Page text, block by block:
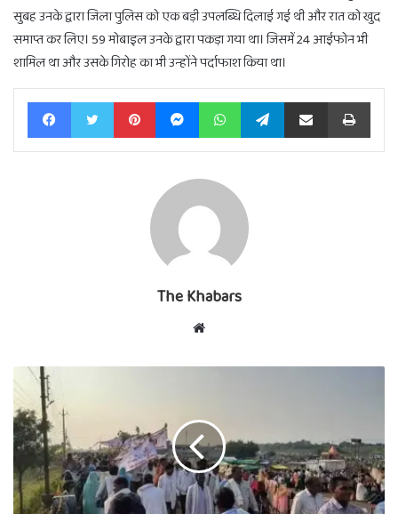
सुबह उनके द्वारा जिला पुलिस को एक बड़ी उपलब्धि दिलाई गई थी और रात को खुद
समाप्त कर लिए। 59 मोबाइल उनके द्वारा पकड़ा गया था। जिसमें 24 आईफोन भी
शामिल था और उसके गिरोह का भी उन्होंने पर्दाफाश किया था।
FacebookTwitter PinterestMessengerWhatsAppTelegramShare via Email Print
The Khabars
Website